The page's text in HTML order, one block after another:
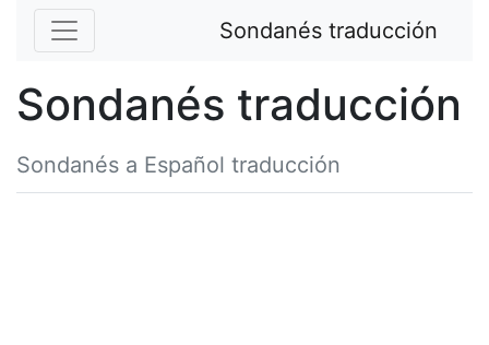
Sondanés traducción
Sondanés traducción
Sondanés a Español traducción